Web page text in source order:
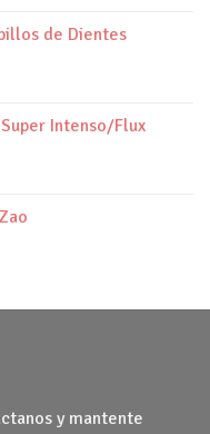
de Dientes
Intenso/Flux
y mantente